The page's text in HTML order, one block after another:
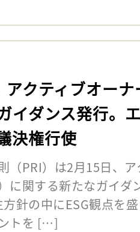
アクティブオー
イダンス発行。
決権行使
（PRI）は2月15日、
に関する新たなガイ
針の中にESG観点を
トを […]